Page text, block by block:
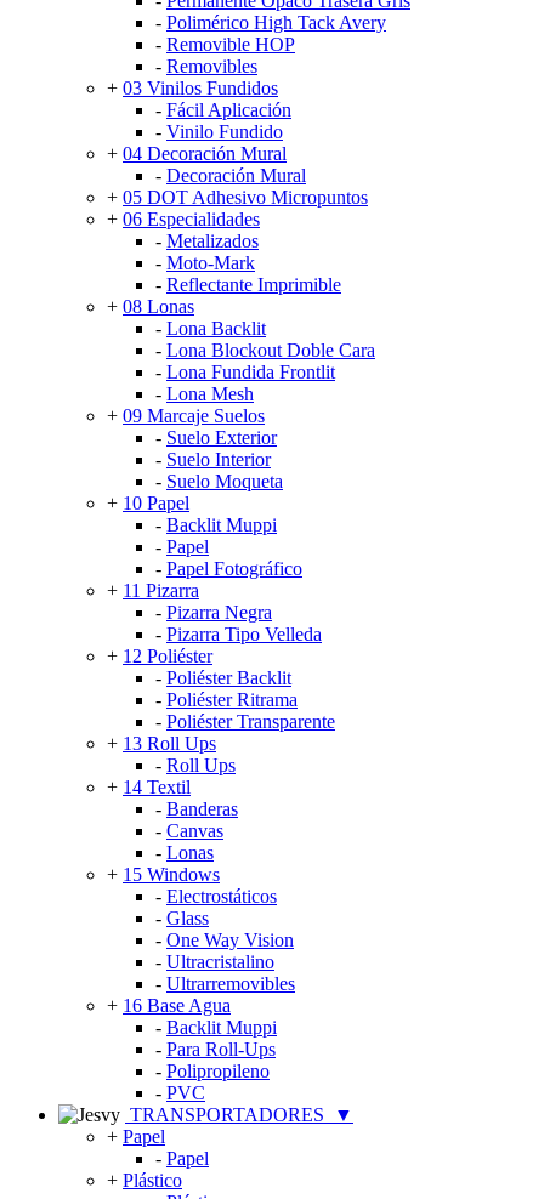
- Polimérico High Tack Avery
- Removible HOP
- Removibles
+ 03 Vinilos Fundidos
- Fácil Aplicación
- Vinilo Fundido
+ 04 Decoración Mural
- Decoración Mural
+ 05 DOT Adhesivo Micropuntos
+ 06 Especialidades
- Metalizados
- Moto-Mark
- Reflectante Imprimible
+ 08 Lonas
- Lona Backlit
- Lona Blockout Doble Cara
- Lona Fundida Frontlit
- Lona Mesh
+ 09 Marcaje Suelos
- Suelo Exterior
- Suelo Interior
- Suelo Moqueta
+ 10 Papel
- Backlit Muppi
- Papel
- Papel Fotográfico
+ 11 Pizarra
- Pizarra Negra
- Pizarra Tipo Velleda
+ 12 Poliéster
- Poliéster Backlit
- Poliéster Ritrama
- Poliéster Transparente
+ 13 Roll Ups
- Roll Ups
+ 14 Textil
- Banderas
- Canvas
- Lonas
+ 15 Windows
- Electrostáticos
- Glass
- One Way Vision
- Ultracristalino
- Ultrarremovibles
+ 16 Base Agua
- Backlit Muppi
- Para Roll-Ups
- Polipropileno
- PVC
TRANSPORTADORES
▼
+ Papel
- Papel
+ Plástico